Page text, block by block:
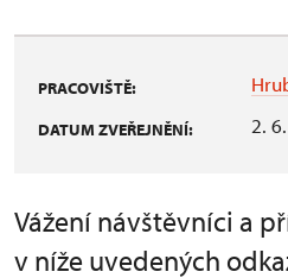
PRACOVIŠTĚ:
DATUM ZVEŘEJNĚNÍ: 2.
Vážení návštěvníci a
v níže uvedených